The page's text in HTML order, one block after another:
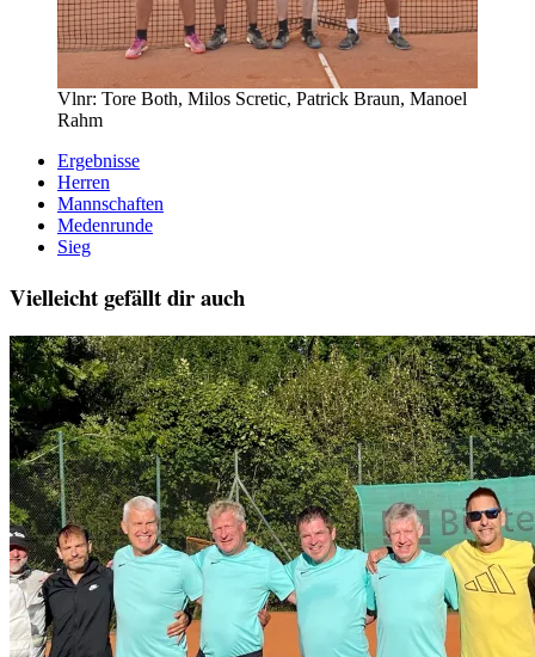
Vlnr: Tore Both, Milos Scretic, Patrick Braun, Manoel
Rahm
Ergebnisse
Herren
Mannschaften
Medenrunde
Sieg
Vielleicht gefällt dir auch